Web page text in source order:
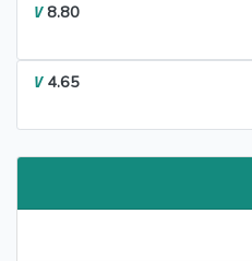
V8.80
V4.65